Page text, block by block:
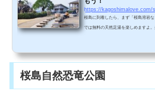
https://kagoshimalove.com/
桜島に到着したら、まず「桜島溶岩
では無料の天然足湯を楽しめますよ
がオススメですね。＾＾外国人の友人
桜島自然恐竜公園